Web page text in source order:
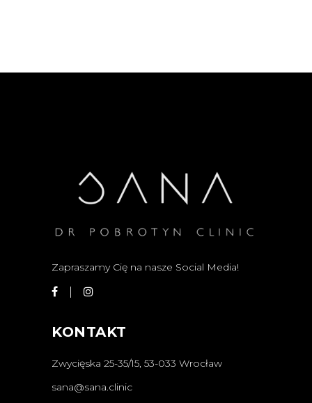
Zapraszamy Cię na nasze Social Media!
KONTAKT
Zwycięska 25-35/15, 53-033 Wrocław
sana@sana.clinic